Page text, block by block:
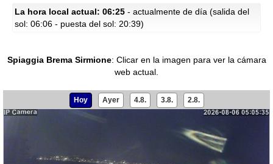
La hora local actual: 06:25 - actualmente de día (salida del
sol: 06:06 - puesta del sol: 20:39)
Spiaggia Brema Sirmione: Clicar en la imagen para ver la cámara
web actual.
Hoy Ayer 4.8. 3.8. 2.8.